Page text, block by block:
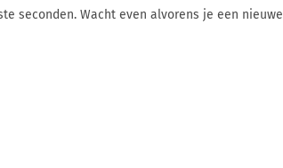
seconden. Wacht even alvorens je een nieuwe